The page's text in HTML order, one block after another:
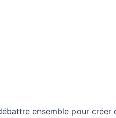
ensemble pour